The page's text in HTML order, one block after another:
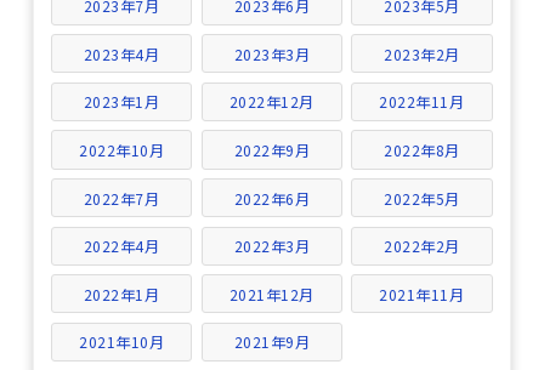
2023年7月 2023年6月 2023年5月
2023年4月 2023年3月 2023年2月
2023年1月 2022年12月 2022年11月
2022年10月 2022年9月 2022年8月
2022年7月 2022年6月 2022年5月
2022年4月 2022年3月 2022年2月
2022年1月 2021年12月 2021年11月
2021年10月 2021年9月